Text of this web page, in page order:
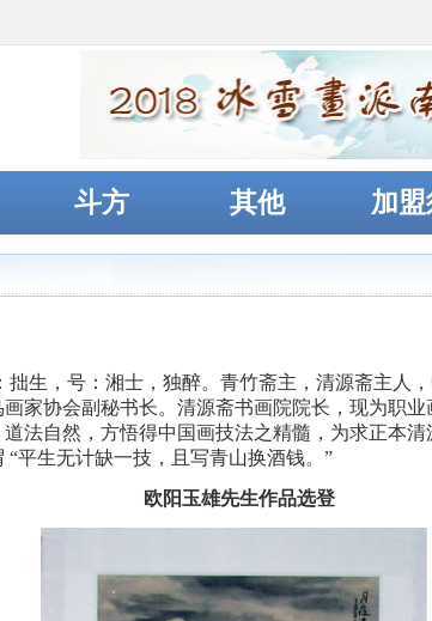
斗方 其他 加
拙生，号：湘士，独醉。青竹斋主，清源斋主人
画家协会副秘书长。清源斋书画院院长，现为职
法自然，方悟得中国画技法之精髓，为求正本
平生无计缺一技，且写青山换酒钱。”
欧阳玉雄先生作品选登